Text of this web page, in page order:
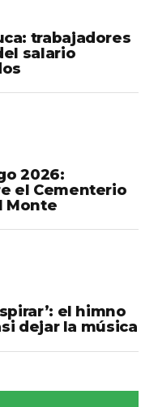
trabajadores
salario
2026:
el Cementerio
Monte
el himno
dejar la música